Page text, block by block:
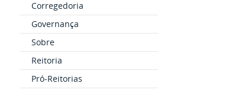
Corregedoria
Governança
Sobre
Reitoria
Pró-Reitorias